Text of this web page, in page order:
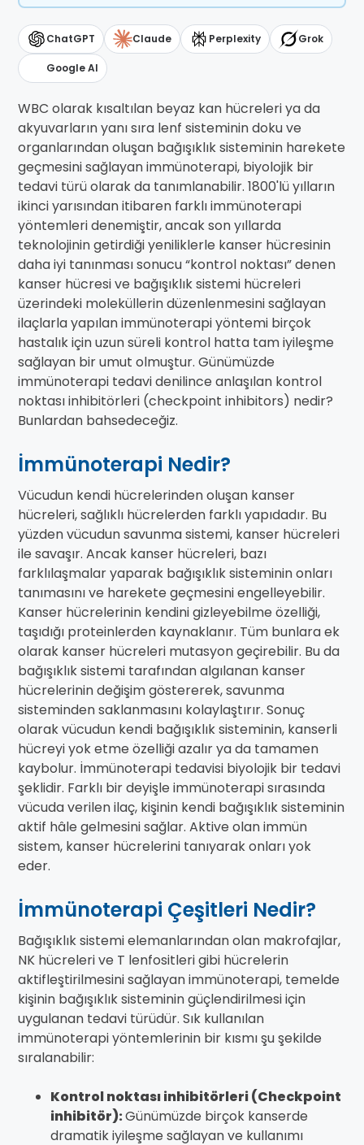
ChatGPT Claude Perplexity Grok
Google AI
WBC olarak kısaltılan beyaz kan hücreleri ya da
akyuvarların yanı sıra lenf sisteminin doku ve
organlarından oluşan bağışıklık sisteminin harekete
geçmesini sağlayan immünoterapi, biyolojik bir
tedavi türü olarak da tanımlanabilir. 1800'lü yılların
ikinci yarısından itibaren farklı immünoterapi
yöntemleri denemiştir, ancak son yıllarda
teknolojinin getirdiği yeniliklerle kanser hücresinin
daha iyi tanınması sonucu “kontrol noktası” denen
kanser hücresi ve bağışıklık sistemi hücreleri
üzerindeki moleküllerin düzenlenmesini sağlayan
ilaçlarla yapılan immünoterapi yöntemi birçok
hastalık için uzun süreli kontrol hatta tam iyileşme
sağlayan bir umut olmuştur. Günümüzde
immünoterapi tedavi denilince anlaşılan kontrol
noktası inhibitörleri (checkpoint inhibitors) nedir?
Bunlardan bahsedeceğiz.
İmmünoterapi Nedir?
Vücudun kendi hücrelerinden oluşan kanser
hücreleri, sağlıklı hücrelerden farklı yapıdadır. Bu
yüzden vücudun savunma sistemi, kanser hücreleri
ile savaşır. Ancak kanser hücreleri, bazı
farklılaşmalar yaparak bağışıklık sisteminin onları
tanımasını ve harekete geçmesini engelleyebilir.
Kanser hücrelerinin kendini gizleyebilme özelliği,
taşıdığı proteinlerden kaynaklanır. Tüm bunlara ek
olarak kanser hücreleri mutasyon geçirebilir. Bu da
bağışıklık sistemi tarafından algılanan kanser
hücrelerinin değişim göstererek, savunma
sisteminden saklanmasını kolaylaştırır. Sonuç
olarak vücudun kendi bağışıklık sisteminin, kanserli
hücreyi yok etme özelliği azalır ya da tamamen
kaybolur. İmmünoterapi tedavisi biyolojik bir tedavi
şeklidir. Farklı bir deyişle immünoterapi sırasında
vücuda verilen ilaç, kişinin kendi bağışıklık sisteminin
aktif hâle gelmesini sağlar. Aktive olan immün
sistem, kanser hücrelerini tanıyarak onları yok
eder.
İmmünoterapi Çeşitleri Nedir?
Bağışıklık sistemi elemanlarından olan makrofajlar,
NK hücreleri ve T lenfositleri gibi hücrelerin
aktifleştirilmesini sağlayan immünoterapi, temelde
kişinin bağışıklık sisteminin güçlendirilmesi için
uygulanan tedavi türüdür. Sık kullanılan
immünoterapi yöntemlerinin bir kısmı şu şekilde
sıralanabilir:
Kontrol noktası inhibitörleri (Checkpoint
inhibitör):Günümüzde birçok kanserde
dramatik iyileşme sağlayan ve kullanımı